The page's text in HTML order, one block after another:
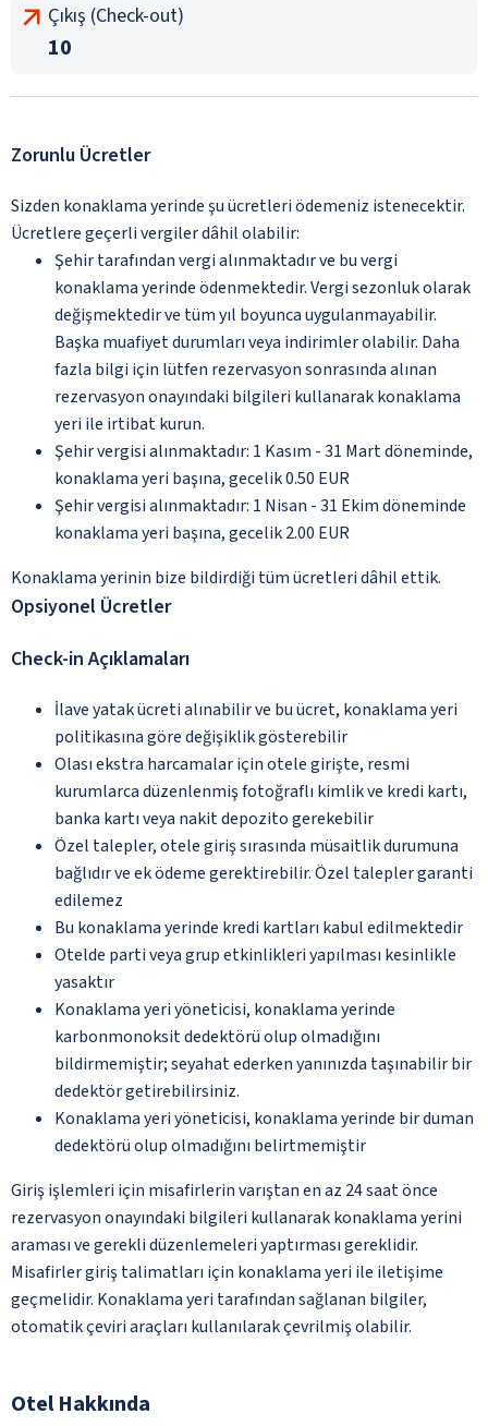
Çıkış (Check-out)
10
Zorunlu Ücretler
Sizden konaklama yerinde şu ücretleri ödemeniz istenecektir.
Ücretlere geçerli vergiler dâhil olabilir:
Şehir tarafından vergi alınmaktadır ve bu vergi
konaklama yerinde ödenmektedir. Vergi sezonluk olarak
değişmektedir ve tüm yıl boyunca uygulanmayabilir.
Başka muafiyet durumları veya indirimler olabilir. Daha
fazla bilgi için lütfen rezervasyon sonrasında alınan
rezervasyon onayındaki bilgileri kullanarak konaklama
yeri ile irtibat kurun.
Şehir vergisi alınmaktadır: 1 Kasım - 31 Mart döneminde,
konaklama yeri başına, gecelik 0.50 EUR
Şehir vergisi alınmaktadır: 1 Nisan - 31 Ekim döneminde
konaklama yeri başına, gecelik 2.00 EUR
Konaklama yerinin bize bildirdiği tüm ücretleri dâhil ettik.
Opsiyonel Ücretler
Check-in Açıklamaları
İlave yatak ücreti alınabilir ve bu ücret, konaklama yeri
politikasına göre değişiklik gösterebilir
Olası ekstra harcamalar için otele girişte, resmi
kurumlarca düzenlenmiş fotoğraflı kimlik ve kredi kartı,
banka kartı veya nakit depozito gerekebilir
Özel talepler, otele giriş sırasında müsaitlik durumuna
bağlıdır ve ek ödeme gerektirebilir. Özel talepler garanti
edilemez
Bu konaklama yerinde kredi kartları kabul edilmektedir
Otelde parti veya grup etkinlikleri yapılması kesinlikle
yasaktır
Konaklama yeri yöneticisi, konaklama yerinde
karbonmonoksit dedektörü olup olmadığını
bildirmemiştir; seyahat ederken yanınızda taşınabilir bir
dedektör getirebilirsiniz.
Konaklama yeri yöneticisi, konaklama yerinde bir duman
dedektörü olup olmadığını belirtmemiştir
Giriş işlemleri için misafirlerin varıştan en az 24 saat önce
rezervasyon onayındaki bilgileri kullanarak konaklama yerini
araması ve gerekli düzenlemeleri yaptırması gereklidir.
Misafirler giriş talimatları için konaklama yeri ile iletişime
geçmelidir. Konaklama yeri tarafından sağlanan bilgiler,
otomatik çeviri araçları kullanılarak çevrilmiş olabilir.
Otel Hakkında